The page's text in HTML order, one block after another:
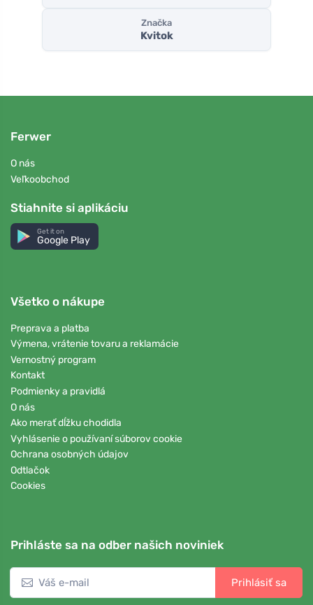
Značka
Kvitok
Ferwer
O nás
Veľkoobchod
Stiahnite si aplikáciu
Get it on
Google Play
Všetko o nákupe
Preprava a platba
Výmena, vrátenie tovaru a reklamácie
Vernostný program
Kontakt
Podmienky a pravidlá
O nás
Ako merať dĺžku chodidla
Vyhlásenie o používaní súborov cookie
Ochrana osobných údajov
Odtlačok
Cookies
Prihláste sa na odber našich noviniek
Prihlásiť sa